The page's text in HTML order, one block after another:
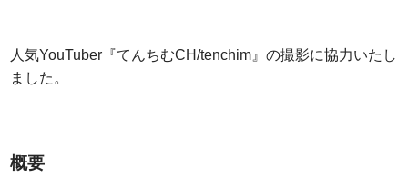
人気YouTuber『てんちむCH/tenchim』の撮影に協力いたし
ました。
概要